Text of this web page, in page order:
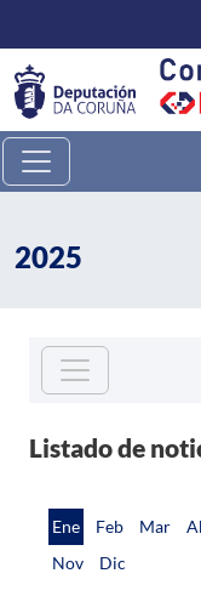
2025
Listado de
Ene Feb Mar
Nov
Dic